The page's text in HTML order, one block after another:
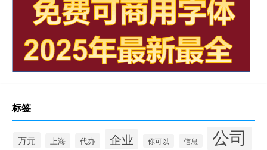
标签
万元 上海 代办 企业 你可以 信息 公司